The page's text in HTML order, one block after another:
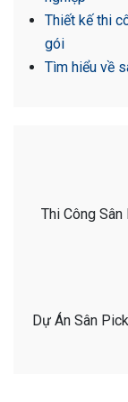
Thiết kế thi
gói
Tìm hiểu về
Thi Công
Dự Án Sân